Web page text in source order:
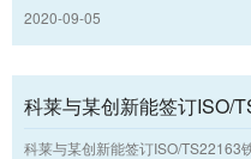
2020-09-05
科莱与某创新能签订ISO/TS22163